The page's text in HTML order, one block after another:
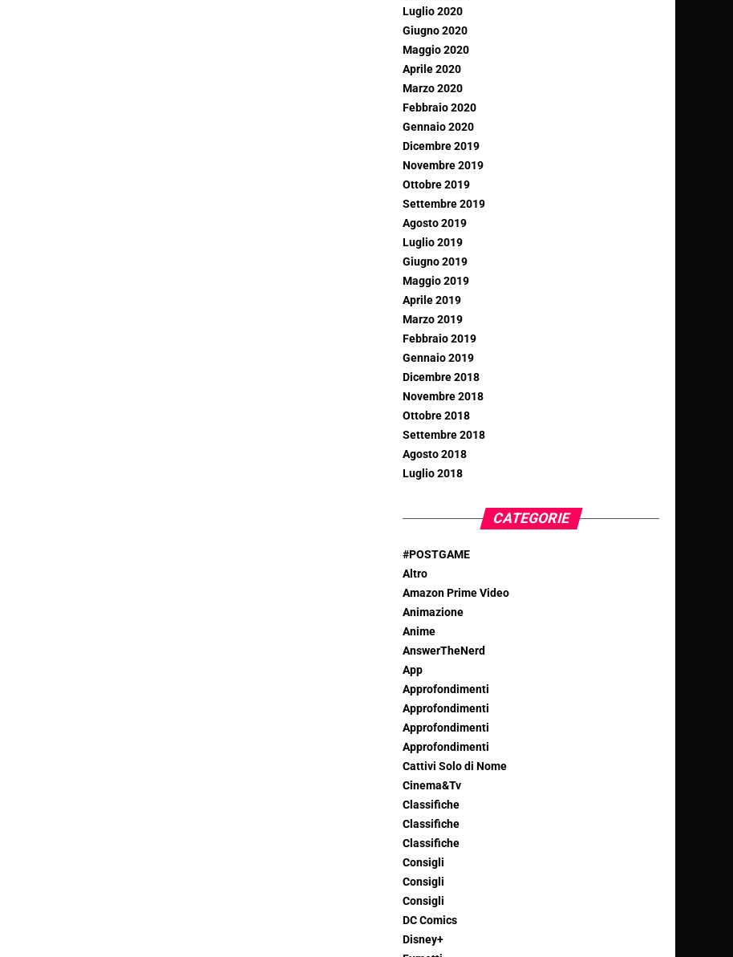
Luglio 2020
Giugno 2020
Maggio 2020
Aprile 2020
Marzo 2020
Febbraio 2020
Gennaio 2020
Dicembre 2019
Novembre 2019
Ottobre 2019
Settembre 2019
Agosto 2019
Luglio 2019
Giugno 2019
Maggio 2019
Aprile 2019
Marzo 2019
Febbraio 2019
Gennaio 2019
Dicembre 2018
Novembre 2018
Ottobre 2018
Settembre 2018
Agosto 2018
Luglio 2018
CATEGORIE
#POSTGAME
Altro
Amazon Prime Video
Animazione
Anime
AnswerTheNerd
App
Approfondimenti
Approfondimenti
Approfondimenti
Approfondimenti
Cattivi Solo di Nome
Cinema&Tv
Classifiche
Classifiche
Classifiche
Consigli
Consigli
Consigli
DC Comics
Disney+